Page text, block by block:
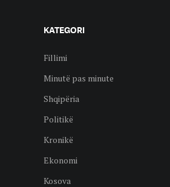
KATEGORI
Fillimi
Minutë pas minute
Shqipëria
Politikë
Kronikë
Ekonomi
Kosova